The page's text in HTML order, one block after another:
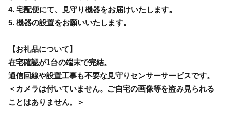
4. 宅配便にて、見守り機器をお届けいたします。
5. 機器の設置をお願いいたします。
【お礼品について】
在宅確認が1台の端末で完結。
通信回線や設置工事も不要な見守りセンサーサービスです。
＜カメラは付いていません。ご自宅の画像等を盗み見られる
ことはありません。＞